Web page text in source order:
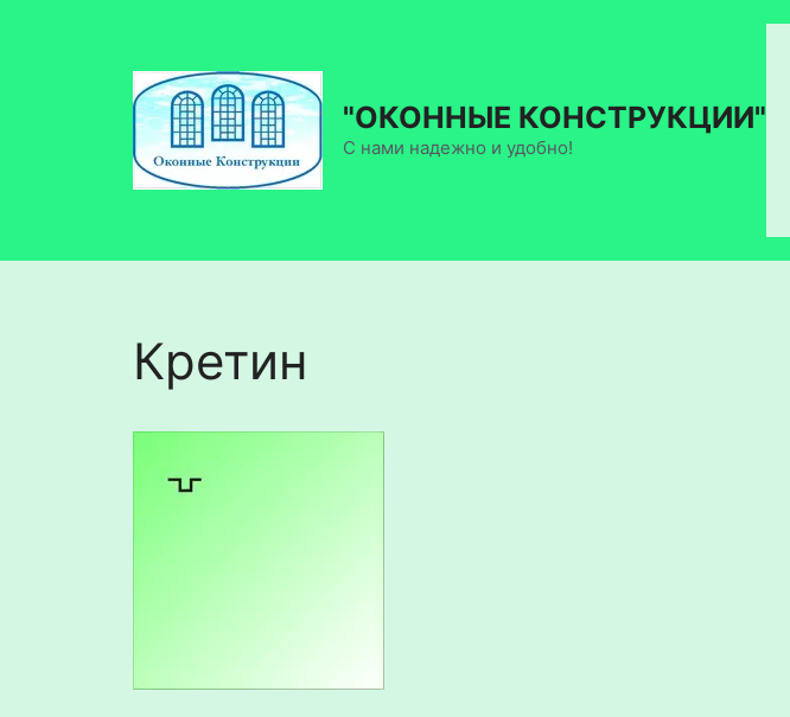
содержимому
"ОКОННЫЕ КОНСТРУКЦИИ"
С нами надежно и удобно!
Кретин